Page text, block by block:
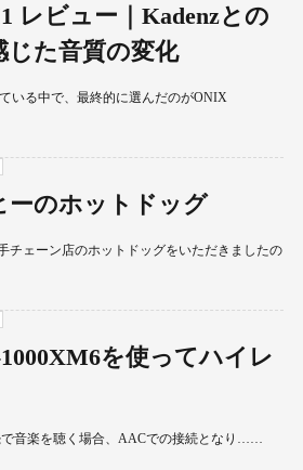
レビュー｜Kadenzとの
た音質の変化
いる中で、最終的に選んだのがONIX
ーのホットドッグ
チェーン店のホットドッグをいただきましたの
を使ってハイレ
で音楽を聴く場合、AACでの接続となり……